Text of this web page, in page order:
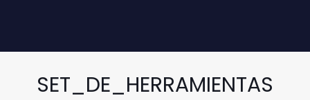
SET_DE_HERRAMIENTAS